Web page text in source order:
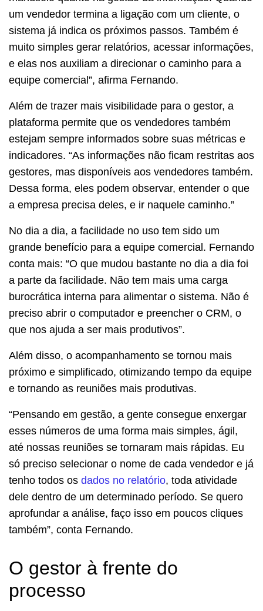
um vendedor termina a ligação com um cliente, o
sistema já indica os próximos passos. Também é
muito simples gerar relatórios, acessar informações,
e elas nos auxiliam a direcionar o caminho para a
equipe comercial”, afirma Fernando.
Além de trazer mais visibilidade para o gestor, a
plataforma permite que os vendedores também
estejam sempre informados sobre suas métricas e
indicadores. “As informações não ficam restritas aos
gestores, mas disponíveis aos vendedores também.
Dessa forma, eles podem observar, entender o que
a empresa precisa deles, e ir naquele caminho.”
No dia a dia, a facilidade no uso tem sido um
grande benefício para a equipe comercial. Fernando
conta mais: “O que mudou bastante no dia a dia foi
a parte da facilidade. Não tem mais uma carga
burocrática interna para alimentar o sistema. Não é
preciso abrir o computador e preencher o CRM, o
que nos ajuda a ser mais produtivos”.
Além disso, o acompanhamento se tornou mais
próximo e simplificado, otimizando tempo da equipe
e tornando as reuniões mais produtivas.
“Pensando em gestão, a gente consegue enxergar
esses números de uma forma mais simples, ágil,
até nossas reuniões se tornaram mais rápidas. Eu
só preciso selecionar o nome de cada vendedor e já
tenho todos os dados no relatório, toda atividade
dele dentro de um determinado período. Se quero
aprofundar a análise, faço isso em poucos cliques
também”, conta Fernando.
O gestor à frente do
processo